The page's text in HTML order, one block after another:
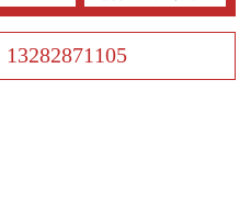
13282871105